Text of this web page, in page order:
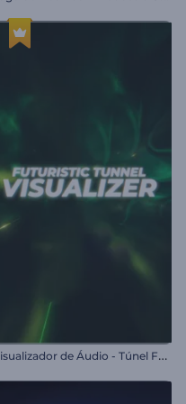
V
isualizador de Áudio - Túnel Futurista